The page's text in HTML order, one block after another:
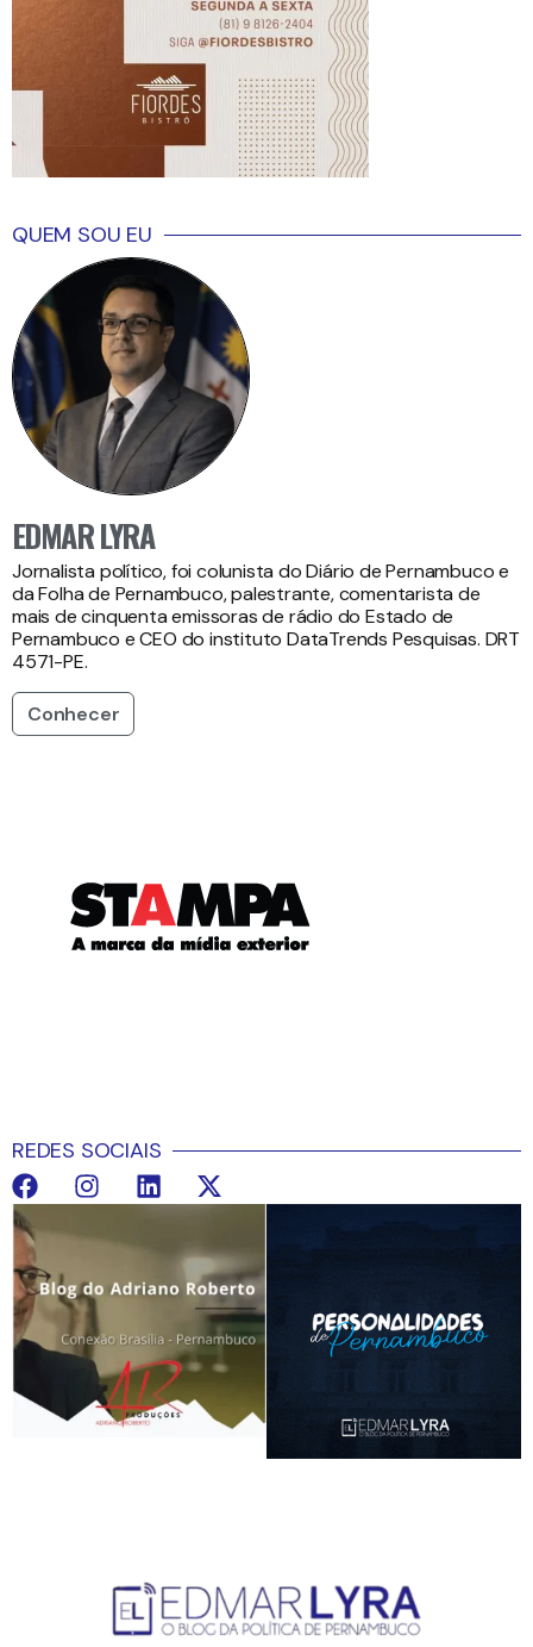
QUEM SOU EU
EDMAR LYRA
Jornalista político, foi colunista do Diário de Pernambuco e
da Folha de Pernambuco, palestrante, comentarista de
mais de cinquenta emissoras de rádio do Estado de
Pernambuco e CEO do instituto DataTrends Pesquisas. DRT
4571-PE.
Conhecer
REDES SOCIAIS